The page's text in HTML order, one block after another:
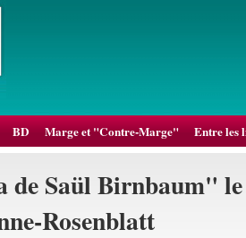
BD Marge et "Contre-Marge" Entre les
de Saül Birnbaum"
Rosenblatt